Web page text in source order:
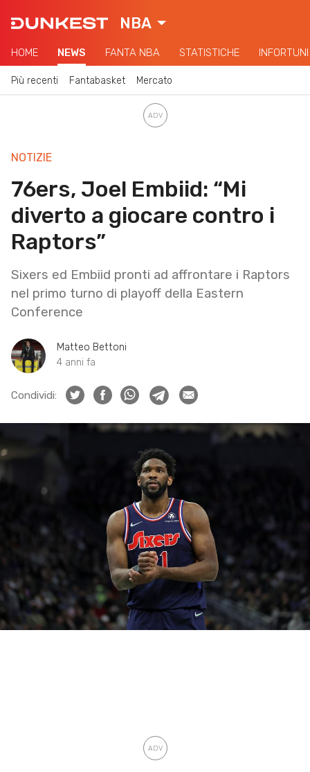
NBA
HOME NEWS FANTA NBA STATISTICHE INFORTUNI
Più recenti Fantabasket Mercato
NOTIZIE
76ers, Joel Embiid: “Mi
diverto a giocare contro i
Raptors”
Sixers ed Embiid pronti ad affrontare i Raptors
nel primo turno di playoff della Eastern
Conference
Matteo Bettoni
4 anni fa
Condividi: